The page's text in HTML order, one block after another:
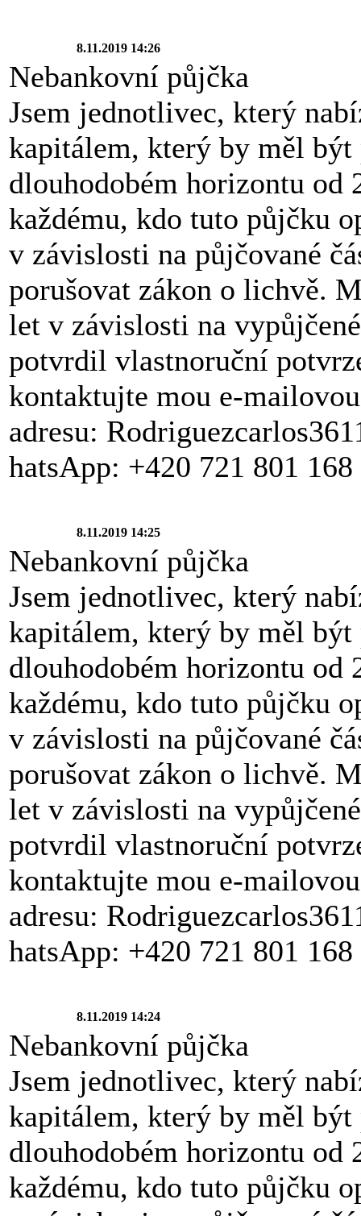
8.11.2019 14:26
Nebankovní půjčka
Jsem jednotlivec, který
kapitálem, který by měl
dlouhodobém horizontu od
každému, kdo tuto půjčku
v závislosti na půjčované
porušovat zákon o lichvě.
let v závislosti na
potvrdil vlastnoruční
kontaktujte mou e-mailovou
adresu:
hatsApp: +420 721 801 168
8.11.2019 14:25
Nebankovní půjčka
Jsem jednotlivec, který
kapitálem, který by měl
dlouhodobém horizontu od
každému, kdo tuto půjčku
v závislosti na půjčované
porušovat zákon o lichvě.
let v závislosti na
potvrdil vlastnoruční
kontaktujte mou e-mailovou
adresu:
hatsApp: +420 721 801 168
8.11.2019 14:24
Nebankovní půjčka
Jsem jednotlivec, který
kapitálem, který by měl
dlouhodobém horizontu od
každému, kdo tuto půjčku